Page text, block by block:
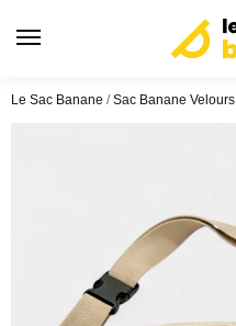
Le Sac Banane /Sac Banane Velours